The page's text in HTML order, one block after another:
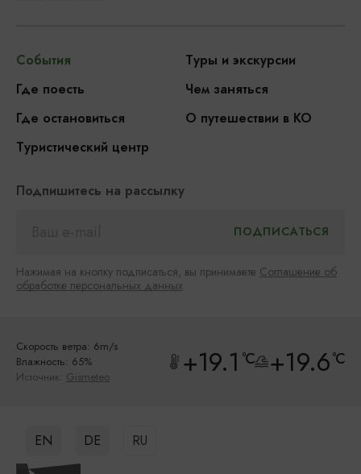
События
Туры и экскурсии
Где поесть
Чем заняться
Где остановиться
О путешествии в КО
Туристический центр
Подпишитесь на рассылку
Нажимая на кнопку подписаться, вы принимаете Соглашение об
обработке персональных данных
Скорость ветра: 6m/s
Влажность: 65%
Источник: Gismeteo +19.1 °C +19.6°C
EN DE RU